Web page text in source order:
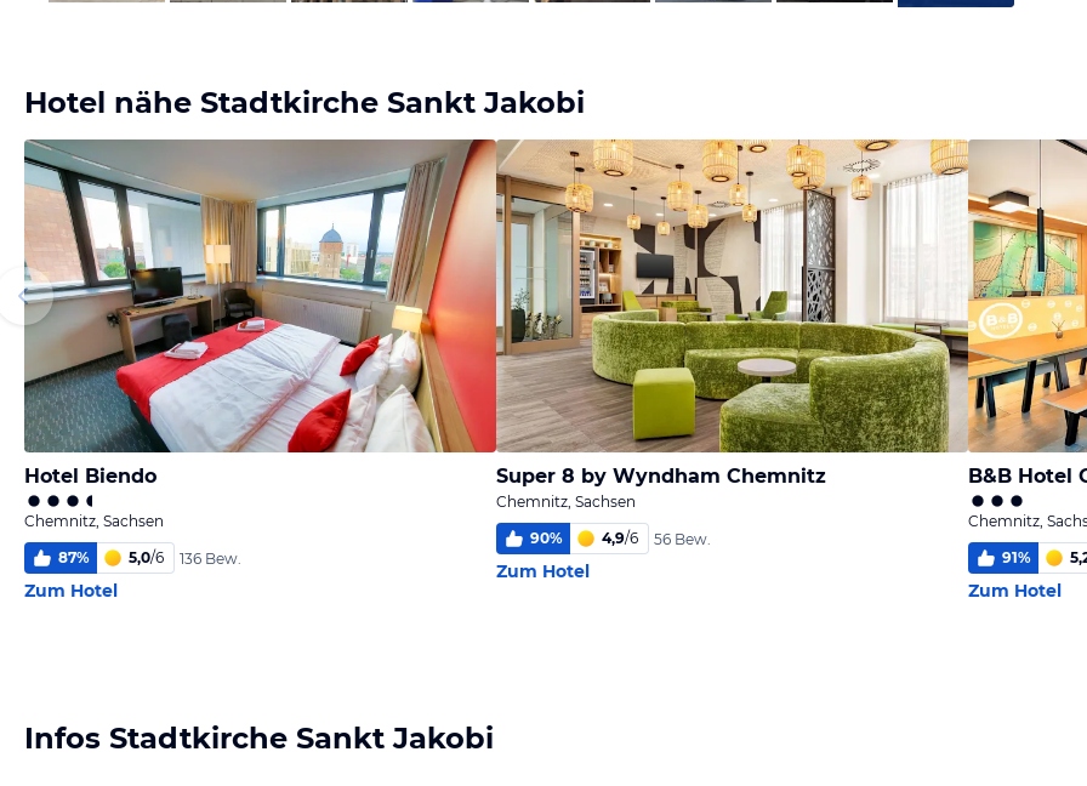
Hotel nähe Stadtkirche Sankt Jakobi
Hotel Biendo
Chemnitz, Sachsen
87% 5,0/6 136 Bew.
Zum Hotel
Super 8 by Wyndham Chemnitz
Chemnitz, Sachsen
90% 4,9/6 56 Bew.
Zum Hotel
B&B Hotel
Chemnitz,
91%
Zum Hotel
Infos Stadtkirche Sankt Jakobi